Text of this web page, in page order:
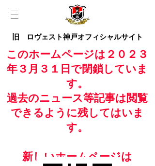
旧 ロヴェスト神戸オフィシャルサイト
このホームページは２０２３
年３月３１日で閉鎖していま
す。
過去のニュース等記事は閲覧
できるように残してはいま
す。
新しいホームページは